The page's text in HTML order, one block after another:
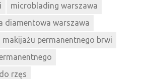
microblading warszawa
diamentowa warszawa
permanentnego brwi
rzęs